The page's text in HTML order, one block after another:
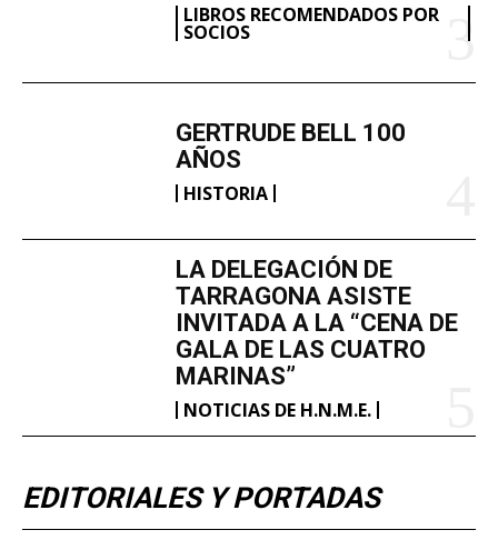
LIBROS RECOMENDADOS POR
SOCIOS
GERTRUDE BELL 100
AÑOS
HISTORIA
LA DELEGACIÓN DE
TARRAGONA ASISTE
INVITADA A LA “CENA DE
GALA DE LAS CUATRO
MARINAS”
NOTICIAS DE H.N.M.E.
EDITORIALES Y PORTADAS